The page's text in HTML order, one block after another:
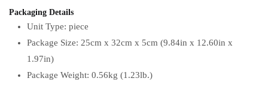
Packaging Details
Unit Type: piece
Package Size: 25cm x 32cm x 5cm (9.84in x 12.60in x
1.97in)
Package Weight: 0.56kg (1.23lb.)